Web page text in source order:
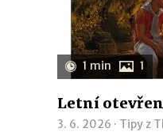
1 min 1
Letní
3. 6. 2026 · Tipy z